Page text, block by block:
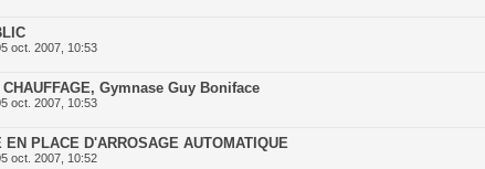
oct. 2007, 10:53
CHAUFFAGE, Gymnase Guy Boniface
oct. 2007, 10:53
EN PLACE D'ARROSAGE AUTOMATIQUE
oct. 2007, 10:52